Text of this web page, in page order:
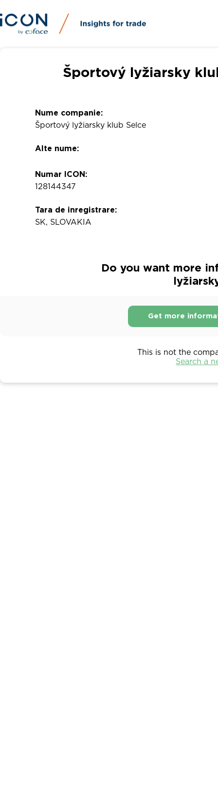
Športový lyžiarsky
Nume companie:
Športový lyžiarsky klub Selce
Alte nume:
Numar ICON:
128144347
Tara de inregistrare:
SK, SLOVAKIA
Do you want more
Get more
This is not the
Search a